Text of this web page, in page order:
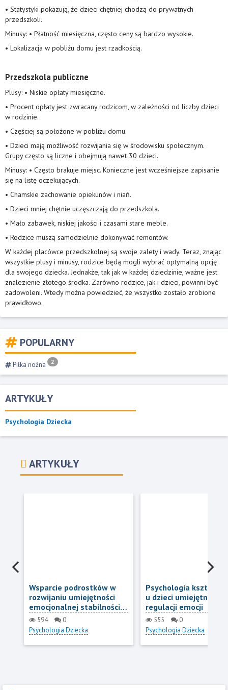
POPULARNY
Piłka nożna 2
ARTYKUŁY
Psychologia Dziecka
• Statystyki pokazują, że dzieci chętniej chodzą do prywatnych
przedszkoli.
Minusy: • Płatność miesięczna, często ceny są bardzo wysokie.
• Lokalizacja w pobliżu domu jest rzadkością.
Przedszkola publiczne
Plusy: • Niskie opłaty miesięczne.
• Procent opłaty jest zwracany rodzicom, w zależności od liczby dzieci
w rodzinie.
• Częściej są położone w pobliżu domu.
• Dzieci mają możliwość rozwijania się w środowisku społecznym.
Grupy często są liczne i obejmują nawet 30 dzieci.
Minusy: • Często brakuje miejsc. Konieczne jest wcześniejsze zapisanie
się na listę oczekujących.
• Chamskie zachowanie opiekunów i niań.
• Dzieci mniej chętnie uczęszczają do przedszkola.
• Mało zabawek, niskiej jakości i czasami stare meble.
• Rodzice muszą samodzielnie dokonywać remontów.
W każdej placówce przedszkolnej są swoje zalety i wady. Teraz, znając
wszystkie plusy i minusy, rodzice będą mogli wybrać optymalną opcję
dla swojego dziecka. Jednakże, tak jak w każdej dziedzinie, ważne jest
znalezienie złotego środka. Zarówno rodzice, jak i dzieci, powinni być
zadowoleni. Wtedy można powiedzieć, że wszystko zostało zrobione
prawidłowo.
ARTYKUŁY
Wsparcie podrostków w
rozwijaniu umiejętności
emocjonalnej stabilności i
odporności
594
0
Psychologia Dziecka
Psychologia
u dzieci umiejętności
regulacji emocji
555
0
Psychologia Dziecka